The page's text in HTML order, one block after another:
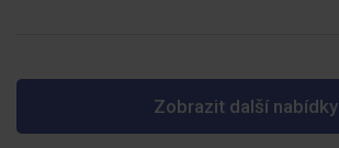
Zobrazit další nabídky